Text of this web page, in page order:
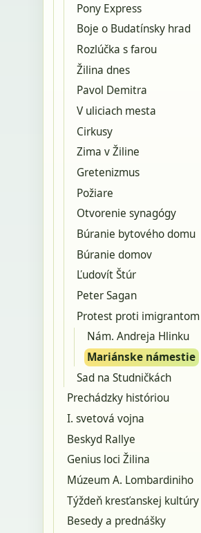
Pony Express
Boje o Budatínsky hrad
Rozlúčka s farou
Žilina dnes
Pavol Demitra
V uliciach mesta
Cirkusy
Zima v Žiline
Gretenizmus
Požiare
Otvorenie synagógy
Búranie bytového domu
Búranie domov
Ľudovít Štúr
Peter Sagan
Protest proti imigrantom
Nám. Andreja Hlinku
Mariánske námestie
Sad na Studničkách
Prechádzky históriou
I. svetová vojna
Beskyd Rallye
Genius loci Žilina
Múzeum A. Lombardiniho
Týždeň kresťanskej kultúry
Besedy a prednášky